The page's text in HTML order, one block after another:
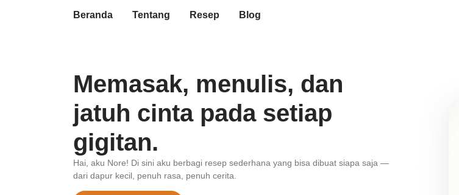
Beranda Tentang Resep Blog
Memasak, menulis, dan
jatuh cinta pada setiap
gigitan.
Hai, aku Nore! Di sini aku berbagi resep sederhana yang bisa dibuat siapa saja —
dari dapur kecil, penuh rasa, penuh cerita.